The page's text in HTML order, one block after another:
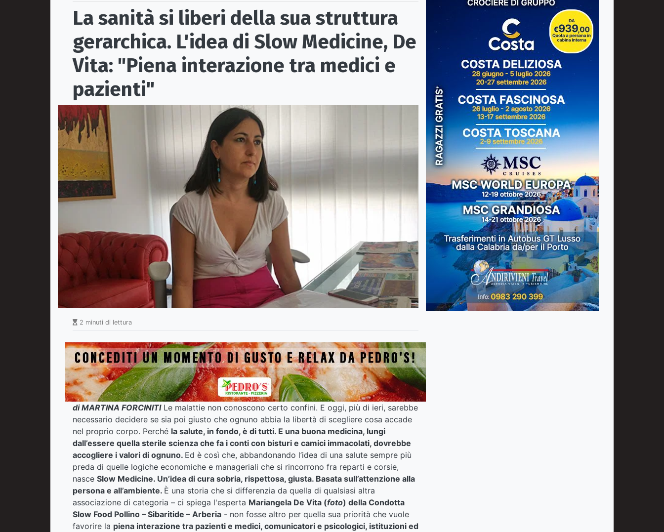
La sanità si liberi della sua struttura
gerarchica. L'idea di Slow Medicine, De
Vita: "Piena interazione tra medici e
pazienti"
2 minuti di lettura
di MARTINA FORCINITILe malattie non conoscono certo confini. E oggi, più di ieri, sarebbe
necessario decidere se sia poi giusto che ognuno abbia la libertà di scegliere cosa accade
nel proprio corpo. Perché la salute, in fondo, è di tutti. E una buona medicina, lungi
dall’essere quella sterile scienza che fa i conti con bisturi e camici immacolati, dovrebbe
accogliere i valori di ognuno. Ed è così che, abbandonando l’idea di una salute sempre più
preda di quelle logiche economiche e manageriali che si rincorrono fra reparti e corsie,
nasce Slow Medicine. Un’idea di cura sobria, rispettosa, giusta. Basata sull’attenzione alla
persona e all’ambiente. È una storia che si differenzia da quella di qualsiasi altra
associazione di categoria – ci spiega l'esperta Mariangela De Vita (foto) della Condotta
Slow Food Pollino – Sibaritide – Arberia - non fosse altro per quella sua priorità che vuole
favorire la piena interazione tra pazienti e medici, comunicatori e psicologici, istituzioni ed